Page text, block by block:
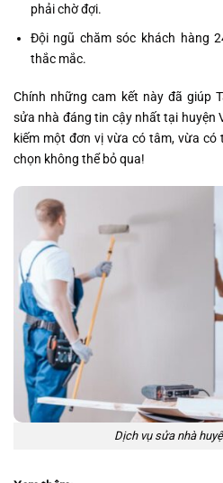
phải chờ đợi.
Đội ngũ chăm sóc khách hàng
thắc mắc.
Chính những cam kết này đã giúp
sửa nhà đáng tin cậy nhất tại huyện
kiếm một đơn vị vừa có tâm, vừa có
chọn không thể bỏ qua!
Dịch vụ sửa nhà